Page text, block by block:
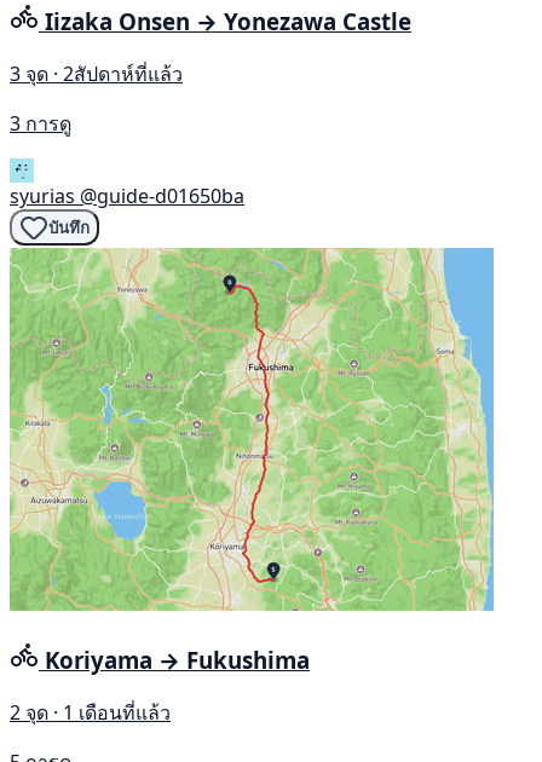
Iizaka Onsen → Yonezawa Castle
3 จุด · 2สัปดาห์ที่แล้ว
3 การดู
syurias @guide-d01650ba
บันทึก
Koriyama → Fukushima
2 จุด · 1 เดือนที่แล้ว